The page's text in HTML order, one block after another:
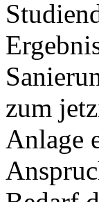
zum
Anlage